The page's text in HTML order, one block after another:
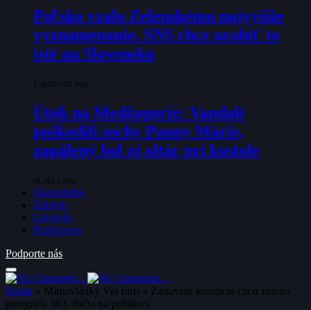
Poľsko vzalo Zelenskému najvyššie
vyznamenanie. SNS chce urobiť to
isté na Slovensku
1. AUGUSTA 2026
Útok na Medžugorie: Vandali
poškodili sochy Panny Márie,
zapálený bol aj oltár pri kostole
28. JÚLA 2026
Ekonomika
Zdravie
Lifestyle
Rozhovory
Podporte nás
Home » Mimovládky Via Iuris a Zastavme korupciu chcú zmenu
paragrafu 363, tlačia na politikov